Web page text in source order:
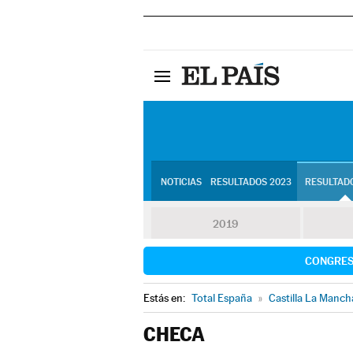
NOTICIAS RESULTADOS 2023
2019
Estás en: Total España » Castilla La
CHECA